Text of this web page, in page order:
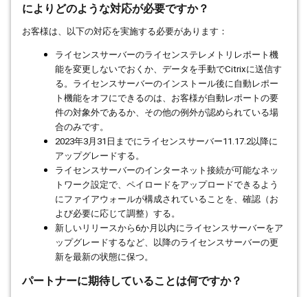
によりどのような対応が必要ですか？
お客様は、以下の対応を実施する必要があります：
ライセンスサーバーのライセンステレメトリレポート機
能を変更しないでおくか、データを手動でCitrixに送信す
る。ライセンスサーバーのインストール後に自動レポー
ト機能をオフにできるのは、お客様が自動レポートの要
件の対象外であるか、その他の例外が認められている場
合のみです。
2023年3 月 31 日までにライセンスサーバー11.17.2以降に
アップグレードする。
ライセンスサーバーのインターネット接続が可能なネッ
トワーク設定で、ペイロードをアップロードできるよう
にファイアウォールが構成されていることを、確認（お
よび必要に応じて調整）する。
新しいリリースから6か月以内にライセンスサーバーをア
ップグレードするなど、以降のライセンスサーバーの更
新を最新の状態に保つ。
パートナーに期待していることは何ですか？